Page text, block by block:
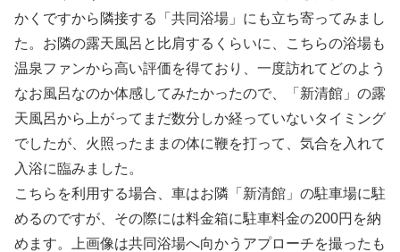
かくですから隣接する「共同浴場」にも立ち寄ってみまし
た。お隣の露天風呂と比肩するくらいに、こちらの浴場も
温泉ファンから高い評価を得ており、一度訪れてどのよう
なお風呂なのか体感してみたかったので、「新清館」の露
天風呂から上がってまだ数分しか経っていないタイミング
でしたが、火照ったままの体に鞭を打って、気合を入れて
入浴に臨みました。
こちらを利用する場合、車はお隣「新清館」の駐車場に駐
めるのですが、その際には料金箱に駐車料金の200円を納
めます。上画像は共同浴場へ向かうアプローチを撮ったも